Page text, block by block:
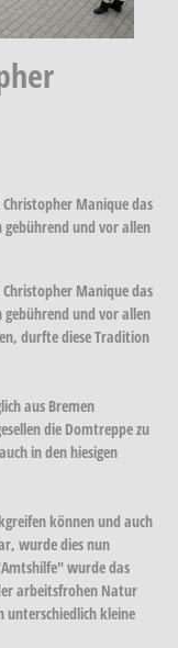
Manique das
gebührend und vor allen
Manique das
gebührend und vor allen
durfte diese Tradition
aus Bremen
die Domtreppe zu
in den hiesigen
können und auch
wurde dies nun
wurde das
arbeitsfrohen Natur
unterschiedlich kleine